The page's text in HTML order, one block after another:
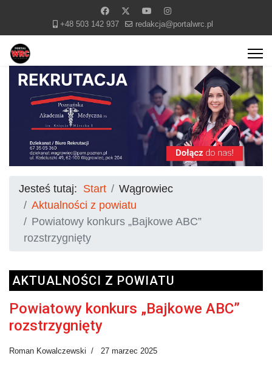
+48 503 142 937 redakcja@portalwrc.pl
Jesteś tutaj: Start
Wągrowiec
Aktualności z powiatu
Powiatowy konkurs „Bajkowe ABC”
rozstrzygnięty
AKTUALNOŚCI Z POWIATU
Powiatowy konkurs „Bajkowe ABC”
rozstrzygnięty
Roman Kowalczewski 27 marzec 2025